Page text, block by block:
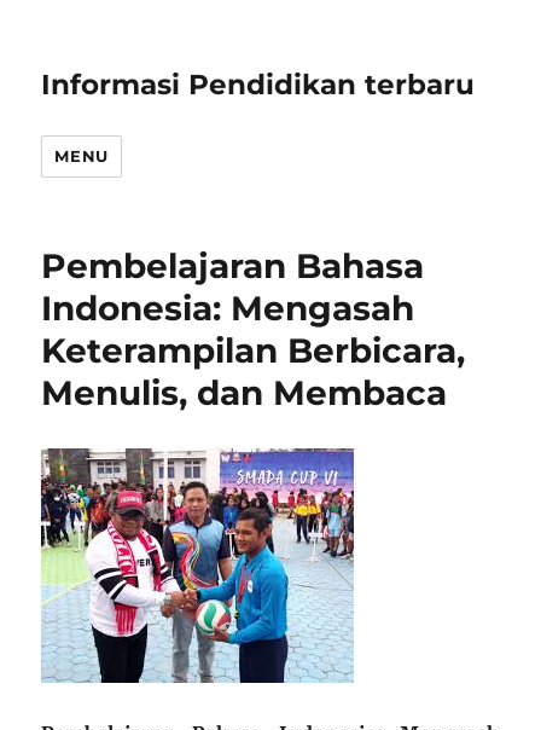
Informasi Pendidikan terbaru
MENU
Pembelajaran Bahasa
Indonesia: Mengasah
Keterampilan Berbicara,
Menulis, dan Membaca